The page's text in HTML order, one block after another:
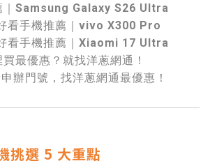
｜Samsung Galaxy S26 Ultra
看手機推薦｜vivo X300 Pro
看手機推薦｜Xiaomi 17 Ultra
最優惠？就找洋蔥網通！
辦門號，找洋蔥網通最優惠！
挑選 5 大重點